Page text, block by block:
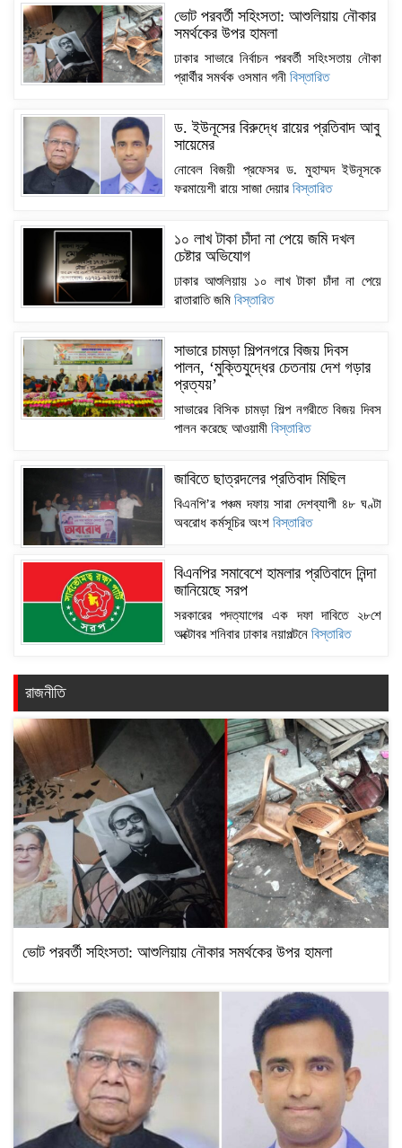
ভোট পরবর্তী সহিংসতা: আশুলিয়ায় নৌকার
সমর্থকের উপর হামলা
ঢাকার সাভারে নির্বাচন পরবর্তী সহিংসতায় নৌকা
প্রার্থীর সমর্থক ওসমান গনী বিস্তারিত
ড. ইউনূসের বিরুদ্ধে রায়ের প্রতিবাদ আবু
সায়েমের
নোবেল বিজয়ী প্রফেসর ড. মুহাম্মদ ইউনূসকে
ফরমায়েশী রায়ে সাজা দেয়ার বিস্তারিত
১০ লাখ টাকা চাঁদা না পেয়ে জমি দখল
চেষ্টার অভিযোগ
ঢাকার আশুলিয়ায় ১০ লাখ টাকা চাঁদা না পেয়ে
রাতারাতি জমি বিস্তারিত
সাভারে চামড়া শিল্পনগরে বিজয় দিবস
পালন, ‘মুক্তিযুদ্ধের চেতনায় দেশ গড়ার
প্রত্যয়’
সাভারের বিসিক চামড়া শিল্প নগরীতে বিজয় দিবস
পালন করেছে আওয়ামী বিস্তারিত
জাবিতে ছাত্রদলের প্রতিবাদ মিছিল
বিএনপি’র পঞ্চম দফায় সারা দেশব্যাপী ৪৮ ঘণ্টা
অবরোধ কর্মসূচির অংশ বিস্তারিত
বিএনপির সমাবেশে হামলার প্রতিবাদে নিন্দা
জানিয়েছে সরপ
সরকারের পদত্যাগের এক দফা দাবিতে ২৮শে
অক্টোবর শনিবার ঢাকার নয়াপল্টনে বিস্তারিত
রাজনীতি
ভোট পরবর্তী সহিংসতা: আশুলিয়ায় নৌকার সমর্থকের উপর হামলা